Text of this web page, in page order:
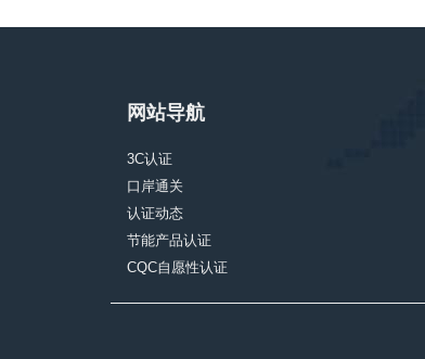
网站导航
3C认证
口岸通关
认证动态
节能产品认证
CQC自愿性认证